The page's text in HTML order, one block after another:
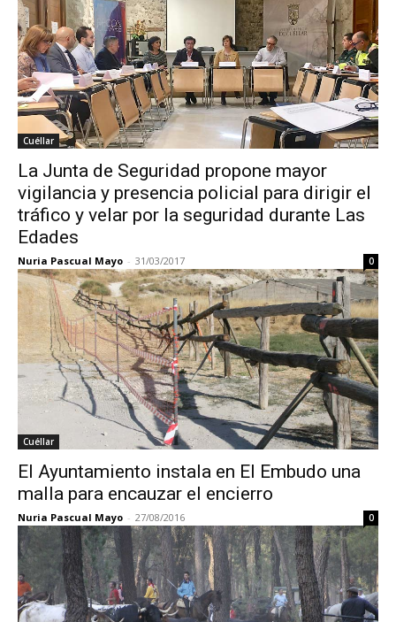
Cuéllar
La Junta de Seguridad propone mayor
vigilancia y presencia policial para dirigir el
tráfico y velar por la seguridad durante Las
Edades
Nuria Pascual Mayo - 31/03/2017 0
Cuéllar
El Ayuntamiento instala en El Embudo una
malla para encauzar el encierro
Nuria Pascual Mayo - 27/08/2016 0